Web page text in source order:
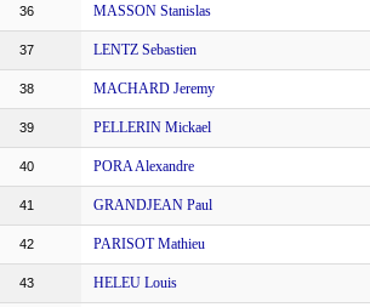
36 MASSON Stanislas
37 LENTZ Sebastien
38 MACHARD Jeremy
39 PELLERIN Mickael
40 PORA Alexandre
41 GRANDJEAN Paul
42 PARISOT Mathieu
43 HELEU Louis